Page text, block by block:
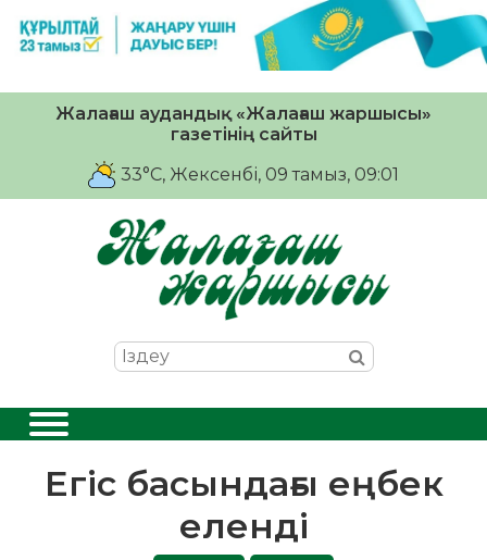
Жалағаш аудандық «Жалағаш жаршысы»
газетінің сайты
33°C, Жексенбі, 09 тамыз, 09:01
Егіс басындағы еңбек
еленді